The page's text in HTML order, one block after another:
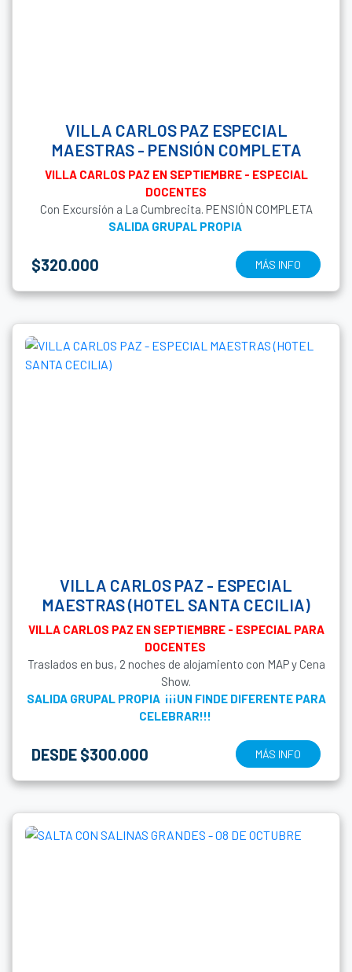
VILLA CARLOS PAZ ESPECIAL
MAESTRAS - PENSIÓN COMPLETA
VILLA CARLOS PAZ EN SEPTIEMBRE - ESPECIAL
DOCENTES
Con Excursión a La Cumbrecita. PENSIÓN COMPLETA
SALIDA GRUPAL PROPIA
$320.000 MÁS INFO
VILLA CARLOS PAZ - ESPECIAL
MAESTRAS (HOTEL SANTA CECILIA)
VILLA CARLOS PAZ EN SEPTIEMBRE - ESPECIAL PARA
DOCENTES
Traslados en bus, 2 noches de alojamiento con MAP y Cena
Show.
SALIDA GRUPAL PROPIA ¡¡¡UN FINDE DIFERENTE PARA
CELEBRAR!!!
DESDE $300.000 MÁS INFO